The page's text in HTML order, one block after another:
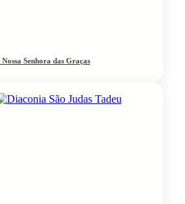
Senhora das Graças